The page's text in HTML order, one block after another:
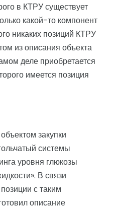
в КТРУ существует
какой-то компонент
никаких позиций КТРУ
из описания объекта
деле приобретается
имеется позиция
закупки
системы
уровня глюкозы
В связи
с таким
описание